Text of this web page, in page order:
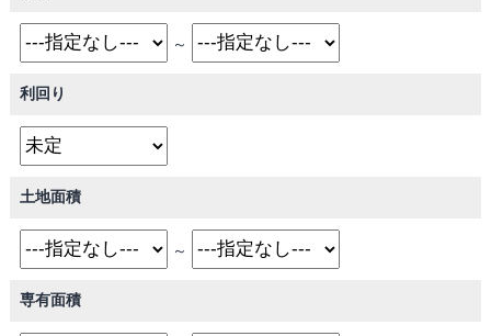
～
利回り
土地面積
～
専有面積